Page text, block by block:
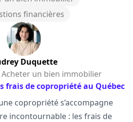
financières
Duquette
Acheter un bien immobilier
frais de copropriété au Québec
copropriété s’accompagne
incontournable : les frais de